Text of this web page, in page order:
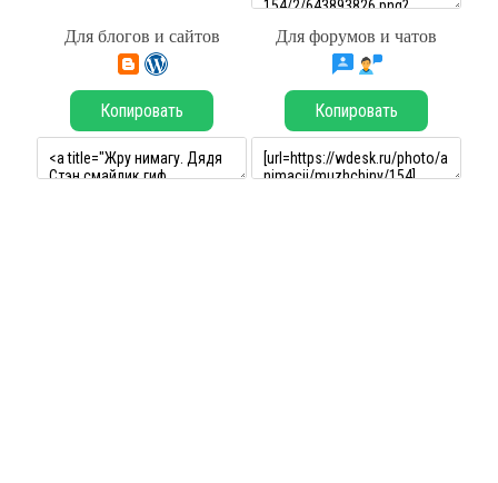
Для блогов и сайтов Для форумов и чатов
Копировать Копировать